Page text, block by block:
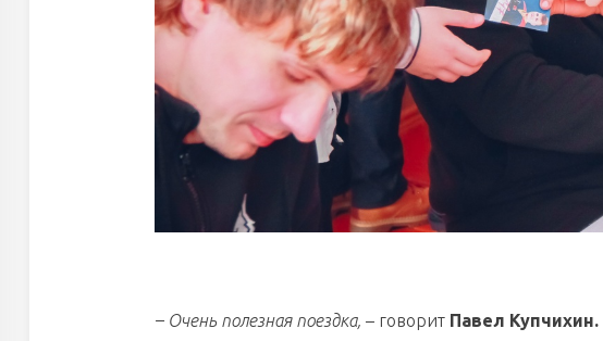
– Очень полезная поездка, – говорит Павел Купчихин.